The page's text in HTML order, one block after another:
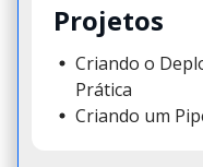
Projetos
Criando o
Prática
Criando um